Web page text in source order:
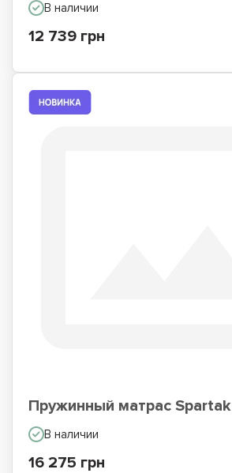
В наличии
12 739 грн
Пружинный матрас Spartak
В наличии
16 275 грн